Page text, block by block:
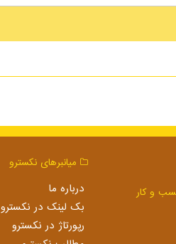
میانبرهای نكسترو
درباره ما
بک لینک در نكسترو
رپورتاژ در نكسترو